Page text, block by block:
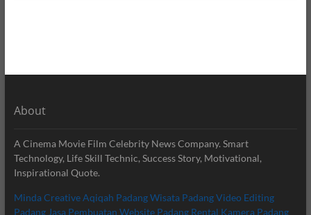
About
A Cinema Movie Film Celebrity News Company. Smart
Technology, Life Skill Technic, Success Story, Motivational,
Inspirational Quote.
Minda CreativeAqiqah PadangWisata PadangVideo Editing
Padang Jasa Pembuatan Website Padang Rental Kamera Padang